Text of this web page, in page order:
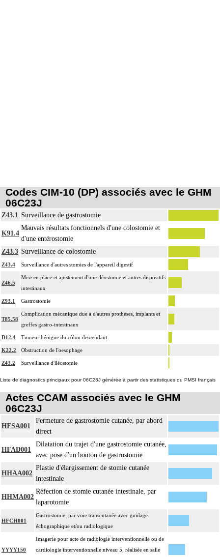
Codes CIM-10 (DP) associés avec le GHM
06C23J
Z43.1 Surveillance de gastrostomie
K91.4
Mauvais résultats fonctionnels d'une colostomie et
d'une entérostomie
Z43.3 Surveillance de colostomie
Z43.4 Surveillance d'autres stomies de l'appareil digestif
Z46.5
Mise en place et ajustement d'une iléostomie et autres dispositifs
intestinaux
Z93.1 Gastrostomie
T85.58
Complication mécanique due à d'autres prothèses, implants et
greffes gastro-intestinaux
D12.4 Tumeur bénigne du côlon descendant
K22.2 Obstruction de l'oesophage
Z43.2 Surveillance d'iléostomie
Liste de diagnostics principaux pour 06C23J générée à partir des statistiques du PMSI français
Actes CCAM associés avec le GHM
06C23J
HFSA001
Fermeture de gastrostomie cutanée, par abord
direct
HFAD001
Dilatation du trajet d'une gastrostomie cutanée,
avec pose d'un bouton de gastrostomie
HHAA002
Plastie d'élargissement de stomie cutanée
intestinale
HHMA002
Réfection de stomie cutanée intestinale, par
laparotomie
HFCH001
Gastrostomie, par voie transcutanée avec guidage
échographique et/ou radiologique
YYYY150
Imagerie pour acte de radiologie interventionnelle ou de
cardiologie interventionnelle niveau 5, réalisée en salle